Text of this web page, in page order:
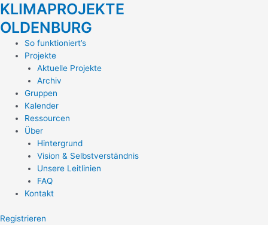
Zum
springen
KLIMAPROJEKTE
OLDENBURG
Main
Menu
So funktioniert’s
Projekte
Aktuelle Projekte
Archiv
Gruppen
Kalender
Ressourcen
Über
Hintergrund
Vision & Selbstverständnis
Unsere Leitlinien
FAQ
Kontakt
Registrieren